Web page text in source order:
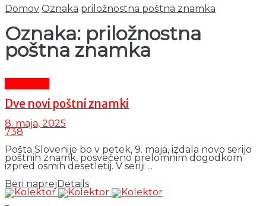
Domov Oznaka priložnostna poštna znamka
Oznaka: priložnostna
poštna znamka
Dve novi poštni znamki
8. maja, 2025
738
Pošta Slovenije bo v petek, 9. maja, izdala novo serijo
poštnih znamk, posvečeno prelomnim dogodkom
izpred osmih desetletij. V seriji ...
Beri naprej Details